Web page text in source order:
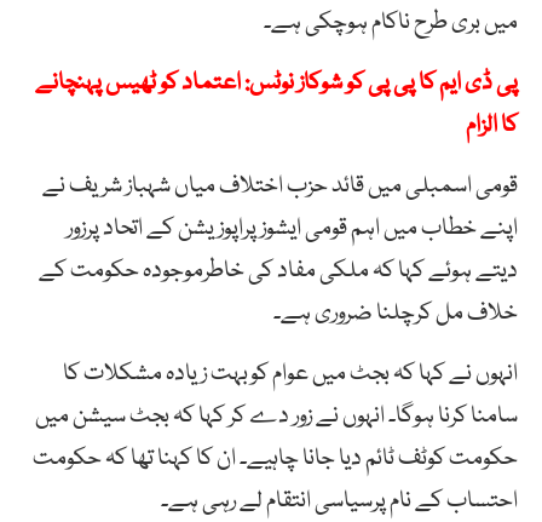
میں بری طرح ناکام ہوچکی ہے۔
پی ڈی ایم کا پی پی کو شوکاز نوٹس: اعتماد کو ٹھیس پہنچانے
کا الزام
قومی اسمبلی میں قائد حزب اختلاف میاں شہباز شریف نے
اپنے خطاب میں اہم قومی ایشوزپراپوزیشن کے اتحاد پرزور
دیتے ہوئے کہا کہ ملکی مفاد کی خاطرموجودہ حکومت کے
خلاف مل کرچلنا ضروری ہے۔
انہوں نے کہا کہ بجٹ میں عوام کوبہت زیادہ مشکلات کا
سامنا کرنا ہوگا۔ انہوں نے زور دے کر کہا کہ بجٹ سیشن میں
حکومت کوٹف ٹائم دیا جانا چاہیے۔ ان کا کہنا تھا کہ حکومت
احتساب کے نام پرسیاسی انتقام لے رہی ہے۔